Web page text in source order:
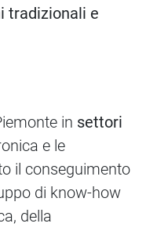
tradizionali e
in settori
e le
il conseguimento
di know-how
della